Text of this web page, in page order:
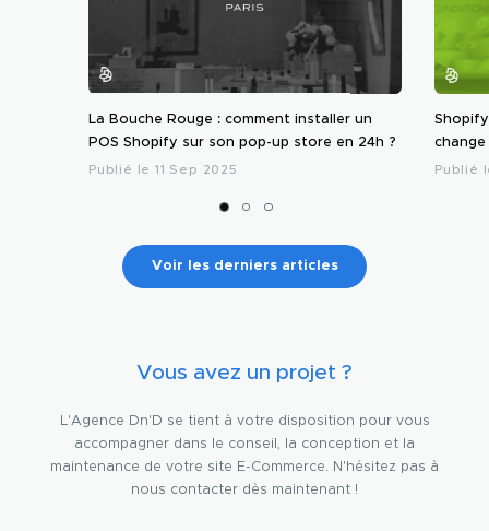
La Bouche Rouge : comment installer un
POS Shopify sur son pop-up store en 24h ?
Publié le 11 Sep 2025
change
Publié
Voir les derniers articles
Vous avez un projet ?
L'Agence Dn'D se tient à votre disposition pour vous
accompagner dans le conseil, la conception et la
maintenance de votre site E-Commerce. N'hésitez pas à
nous contacter dès maintenant !